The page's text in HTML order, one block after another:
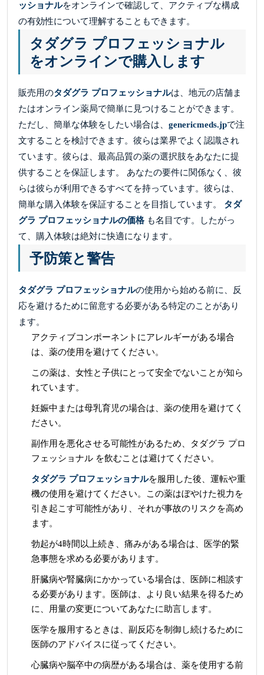
ッショナルをオンラインで確認して、アクティブな構成
の有効性について理解することもできます。
タダグラ プロフェッショナル
をオンラインで購入します
販売用のタダグラ プロフェッショナルは、地元の店舗ま
たはオンライン薬局で簡単に見つけることができます。
ただし、簡単な体験をしたい場合は、 genericmeds.jpで注
文することを検討できます。彼らは業界でよく認識され
ています。彼らは、最高品質の薬の選択肢をあなたに提
供することを保証します。 あなたの要件に関係なく、彼
らは彼らが利用できるすべてを持っています。彼らは、
簡単な購入体験を保証することを目指しています。
タダ
グラ プロフェッショナルの価格 も名目です。したがっ
て、購入体験は絶対に快適になります。
予防策と警告
タダグラ プロフェッショナルの使用から始める前に、反
応を避けるために留意する必要がある特定のことがあり
ます。
アクティブコンポーネントにアレルギーがある場合
は、薬の使用を避けてください。
この薬は、女性と子供にとって安全でないことが知ら
れています。
妊娠中または母乳育児の場合は、薬の使用を避けてく
ださい。
副作用を悪化させる可能性があるため、タダグラ プロ
フェッショナル を飲むことは避けてください。
タダグラ プロフェッショナルを服用した後、運転や重
機の使用を避けてください。この薬はぼやけた視力を
引き起こす可能性があり、それが事故のリスクを高め
ます。
勃起が4時間以上続き、痛みがある場合は、医学的緊
急事態を求める必要があります。
肝臓病や腎臓病にかかっている場合は、医師に相談す
る必要があります。医師は、より良い結果を得るため
に、用量の変更についてあなたに助言します。
医学を服用するときは、副反応を制御し続けるために
医師のアドバイスに従ってください。
心臓病や脳卒中の病歴がある場合は、薬を使用する前